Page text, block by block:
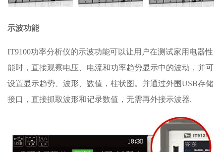
示波功能
IT9100功率分析仪的示波功能可以让用户在测试家用电器性
能时，直接观察电压、电流和功率趋势显示中的波动，并可
设置显示趋势、波形、数值，柱状图。并通过外围USB存储
接口，直接抓取波形和记录数值，无需再外接示波器.